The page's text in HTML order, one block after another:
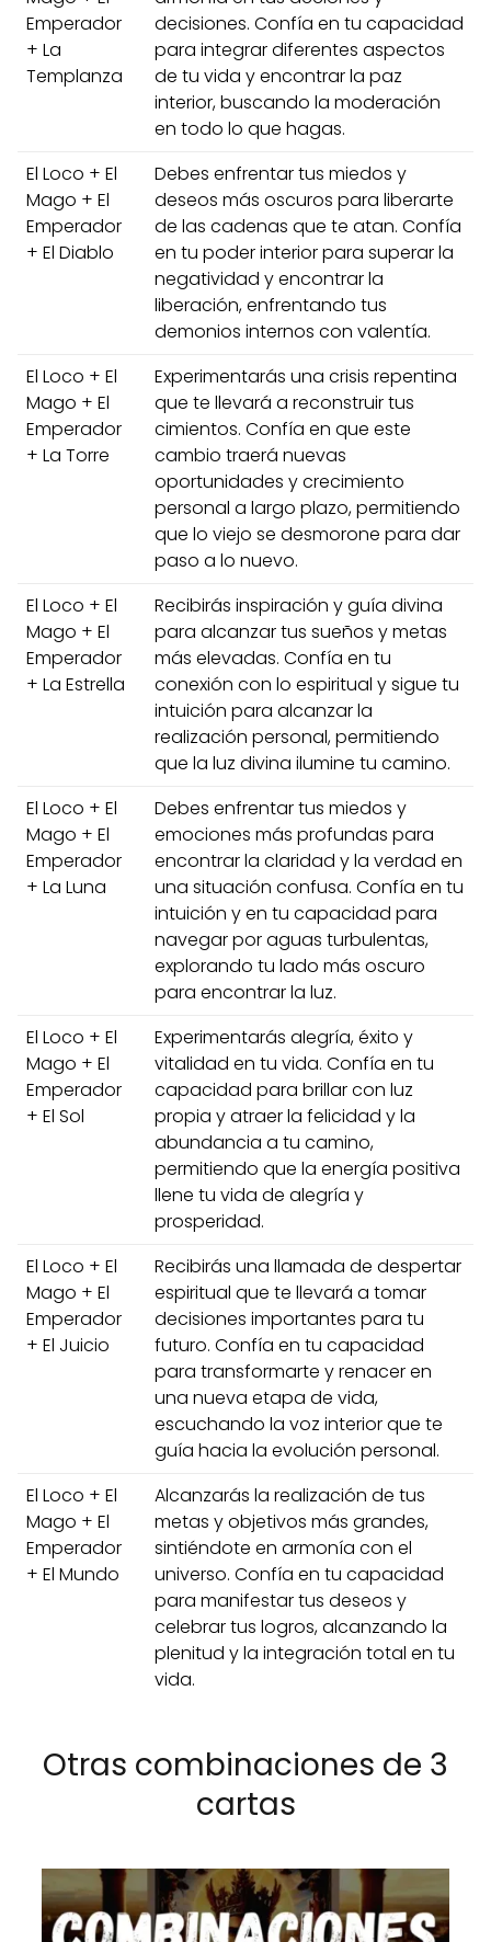
Emperador
+ La
Templanza
decisiones. Confía en tu capacidad
para integrar diferentes aspectos
de tu vida y encontrar la paz
interior, buscando la moderación
en todo lo que hagas.
El Loco + El
Mago + El
Emperador
+ El Diablo
Debes enfrentar tus miedos y
deseos más oscuros para liberarte
de las cadenas que te atan. Confía
en tu poder interior para superar la
negatividad y encontrar la
liberación, enfrentando tus
demonios internos con valentía.
El Loco + El
Mago + El
Emperador
+ La Torre
Experimentarás una crisis repentina
que te llevará a reconstruir tus
cimientos. Confía en que este
cambio traerá nuevas
oportunidades y crecimiento
personal a largo plazo, permitiendo
que lo viejo se desmorone para dar
paso a lo nuevo.
El Loco + El
Mago + El
Emperador
+ La Estrella
Recibirás inspiración y guía divina
para alcanzar tus sueños y metas
más elevadas. Confía en tu
conexión con lo espiritual y sigue tu
intuición para alcanzar la
realización personal, permitiendo
que la luz divina ilumine tu camino.
El Loco + El
Mago + El
Emperador
+ La Luna
Debes enfrentar tus miedos y
emociones más profundas para
encontrar la claridad y la verdad en
una situación confusa. Confía en tu
intuición y en tu capacidad para
navegar por aguas turbulentas,
explorando tu lado más oscuro
para encontrar la luz.
El Loco + El
Mago + El
Emperador
+ El Sol
Experimentarás alegría, éxito y
vitalidad en tu vida. Confía en tu
capacidad para brillar con luz
propia y atraer la felicidad y la
abundancia a tu camino,
permitiendo que la energía positiva
llene tu vida de alegría y
prosperidad.
El Loco + El
Mago + El
Emperador
+ El Juicio
Recibirás una llamada de despertar
espiritual que te llevará a tomar
decisiones importantes para tu
futuro. Confía en tu capacidad
para transformarte y renacer en
una nueva etapa de vida,
escuchando la voz interior que te
guía hacia la evolución personal.
El Loco + El
Mago + El
Emperador
+ El Mundo
Alcanzarás la realización de tus
metas y objetivos más grandes,
sintiéndote en armonía con el
universo. Confía en tu capacidad
para manifestar tus deseos y
celebrar tus logros, alcanzando la
plenitud y la integración total en tu
vida.
Otras combinaciones de 3
cartas